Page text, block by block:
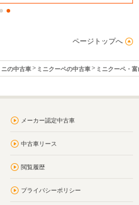
ページトップへ
ニの中古車 ミニクーペの中古車 ミニクーペ・
メーカー認定中古車
中古車リース
閲覧履歴
プライバシーポリシー